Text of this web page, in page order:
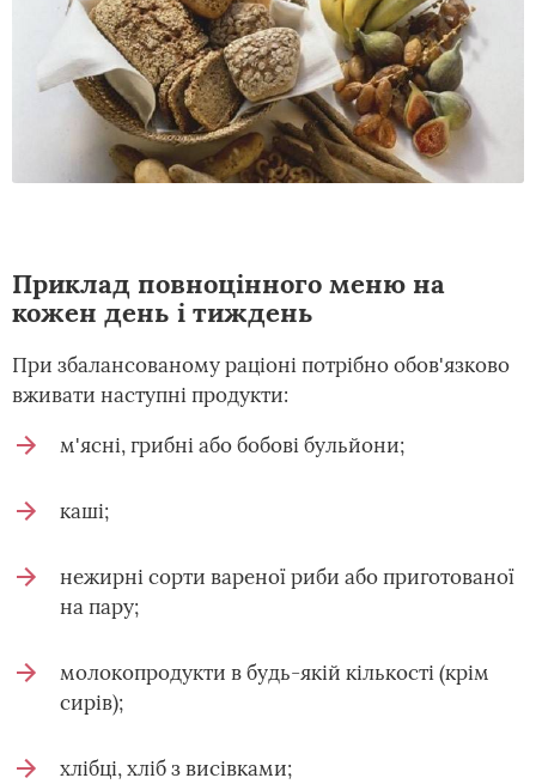
Приклад повноцінного меню на
кожен день і тиждень
При збалансованому раціоні потрібно обов'язково
вживати наступні продукти:
м'ясні, грибні або бобові бульйони;
каші;
нежирні сорти вареної риби або приготованої
на пару;
молокопродукти в будь-якій кількості (крім
сирів);
хлібці, хліб з висівками;